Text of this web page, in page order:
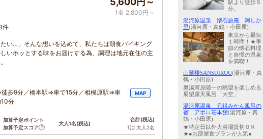
1名 2,800円～
件
たい…」そんな想いを込めて、私たちは朝食バイキング
いホッとする味をお届けする為、調理は地元在住の主
徒歩9分／橋本駅⇒車で15分／相模原駅⇒車
分
MAP
加算予定ポイント
加算予定スコア
大人1名(税込)
合計(税込)
1泊 大人2名
駅より徒歩５
分。
湯河原温泉 懐石旅庵 阿しか
里(湯河原・真鶴・小田原)
東京から最短
１時間！★季
節の懐石料理
と自慢の温泉
を満喫！
山翠楼SANSUIROU(湯河原・真
鶴・小田原)
奥湯河原随一の眺望を楽しめる
展望露天風呂「大空」
湯河原温泉 元祖みかん風呂の
宿 アポロ荘本館(湯河原・真
鶴・小田原)
★特定日以外大浴場貸切ＯＫ
★●お部屋食プランが人気●